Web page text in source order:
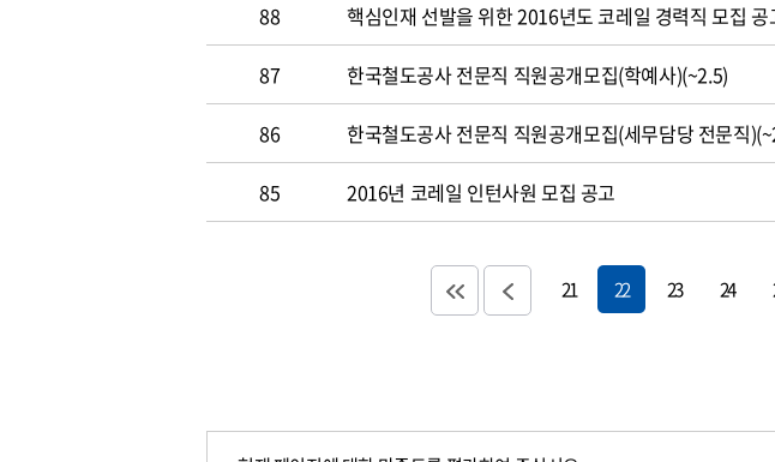
88 핵심인재 선발을 위한 2016년도 코레일 경력직 모집
87 한국철도공사 전문직 직원공개모집(학예사)(~2.5)
86 한국철도공사 전문직 직원공개모집(세무담당 전문직
85 2016년 코레일 인턴사원 모집 공고
21 22 23 24